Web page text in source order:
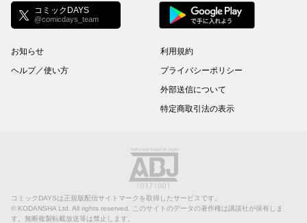
コミックDAYS
@comicdays_team
お知らせ
ヘルプ／使い方
利用規約
プライバシーポリシー
外部送信について
特定商取引法の表示
コミックDAYSは正規版配信サイトマークを取得したサービスです。
© KODANSHA Ltd. All rights reserved. このサイトのデータの著作権は講談社が保有しま
す。無断複製転載放送等は禁止します。